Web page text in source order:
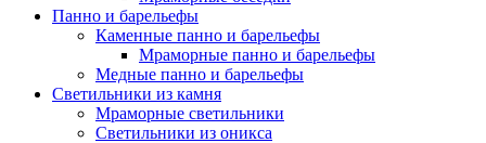
Панно и барельефы
Каменные панно и барельефы
Мраморные панно и барельефы
Медные панно и барельефы
Светильники из камня
Мраморные светильники
Светильники из оникса